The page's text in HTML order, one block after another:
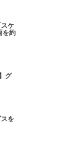
ケ
を約
グ
を